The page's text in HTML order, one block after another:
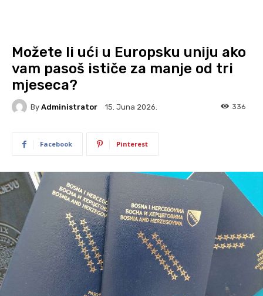
Možete li ući u Europsku uniju ako
vam pasoš ističe za manje od tri
mjeseca?
By Administrator 15. Juna 2026. 336
Facebook Pinterest